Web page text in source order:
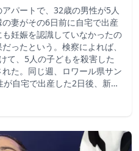
パートで、32歳の男性が5人
妻がその6日前に自宅で出産
妊娠を認識していなかったの
ったという。検察によれば、
て、5人の子どもを殺害した
た。同じ週、ロワール県サン
が自宅で出産した2日後、新…